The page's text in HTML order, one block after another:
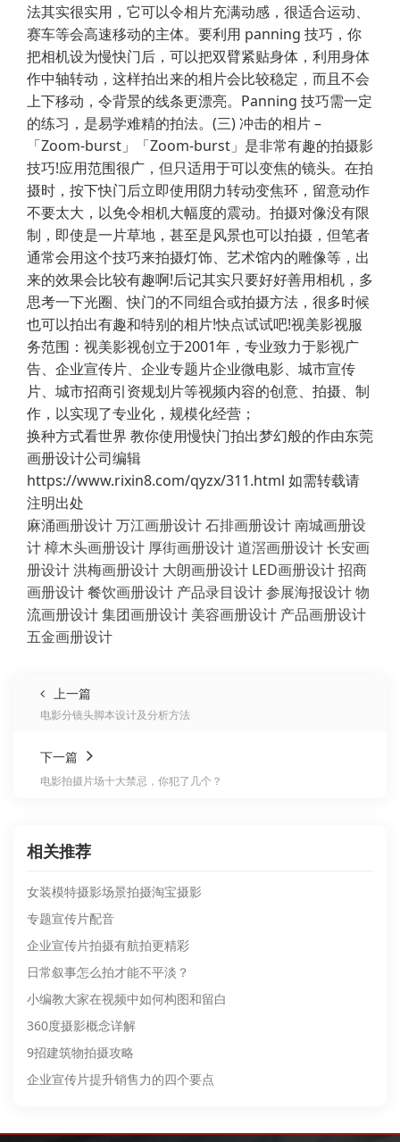
法其实很实用，它可以令相片充满动感，很适合运动、
赛车等会高速移动的主体。要利用 panning 技巧，你
把相机设为慢快门后，可以把双臂紧贴身体，利用身体
作中轴转动，这样拍出来的相片会比较稳定，而且不会
上下移动，令背景的线条更漂亮。Panning 技巧需一定
的练习，是易学难精的拍法。(三) 冲击的相片 –
「Zoom-burst」「Zoom-burst」是非常有趣的拍摄影
技巧!应用范围很广，但只适用于可以变焦的镜头。在拍
摄时，按下快门后立即使用阴力转动变焦环，留意动作
不要太大，以免令相机大幅度的震动。拍摄对像没有限
制，即使是一片草地，甚至是风景也可以拍摄，但笔者
通常会用这个技巧来拍摄灯饰、艺术馆内的雕像等，出
来的效果会比较有趣啊!后记其实只要好好善用相机，多
思考一下光圈、快门的不同组合或拍摄方法，很多时候
也可以拍出有趣和特别的相片!快点试试吧!视美影视服
务范围：视美影视创立于2001年，专业致力于影视广
告、企业宣传片、企业专题片企业微电影、城市宣传
片、城市招商引资规划片等视频内容的创意、拍摄、制
作，以实现了专业化，规模化经营；
换种方式看世界 教你使用慢快门拍出梦幻般的作由东莞
画册设计公司编辑
https://www.rixin8.com/qyzx/311.html 如需转载请
注明出处
麻涌画册设计万江画册设计石排画册设计南城画册设
计樟木头画册设计 厚街画册设计道滘画册设计长安画
册设计洪梅画册设计 大朗画册设计 LED画册设计招商
画册设计餐饮画册设计 产品录目设计参展海报设计物
流画册设计集团画册设计 美容画册设计 产品画册设计
五金画册设计
上一篇
电影分镜头脚本设计及分析方法
下一篇
电影拍摄片场十大禁忌，你犯了几个？
相关推荐
女装模特摄影场景拍摄淘宝摄影
专题宣传片配音
企业宣传片拍摄有航拍更精彩
日常叙事怎么拍才能不平淡？
小编教大家在视频中如何构图和留白
360度摄影概念详解
9招建筑物拍摄攻略
企业宣传片提升销售力的四个要点